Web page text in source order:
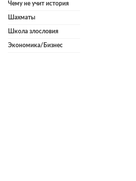
Чему не учит история
Шахматы
Школа злословия
Экономика/Бизнес